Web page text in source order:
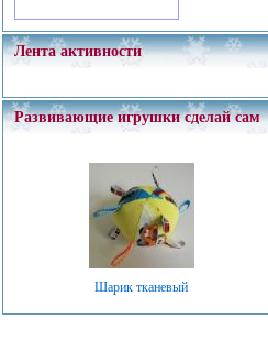
Лента активности
Развивающие игрушки сделай сам
Шарик тканевый